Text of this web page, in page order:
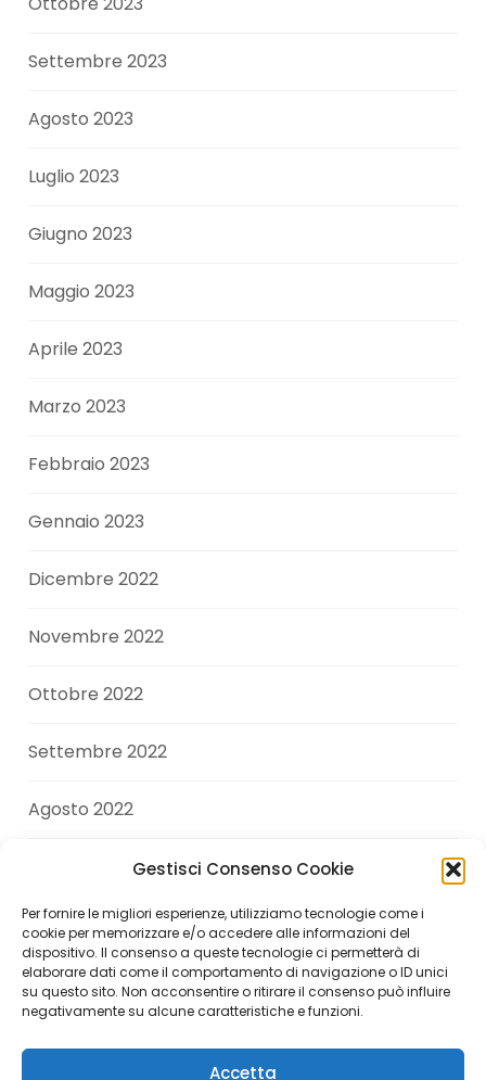
Gestisci Consenso Cookie
Per fornire le migliori esperienze, utilizziamo tecnologie come i
cookie per memorizzare e/o accedere alle informazioni del
dispositivo. Il consenso a queste tecnologie ci permetterà di
elaborare dati come il comportamento di navigazione o ID unici
su questo sito. Non acconsentire o ritirare il consenso può influire
negativamente su alcune caratteristiche e funzioni.
Accetta
Settembre 2023
Agosto 2023
Luglio 2023
Giugno 2023
Maggio 2023
Aprile 2023
Marzo 2023
Febbraio 2023
Gennaio 2023
Dicembre 2022
Novembre 2022
Ottobre 2022
Settembre 2022
Agosto 2022
Giugno 2022
Aprile 2022